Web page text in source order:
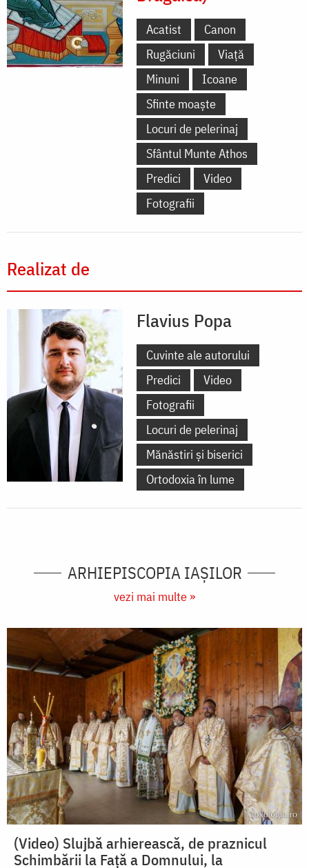
Acatist
Canon
Rugăciuni
Viață
Minuni
Icoane
Sfinte moaște
Locuri de pelerinaj
Sfântul Munte Athos
Predici
Video
Fotografii
Realizat de
Flavius Popa
Cuvinte ale autorului
Predici
Video
Fotografii
Locuri de pelerinaj
Mănăstiri și biserici
Ortodoxia în lume
ARHIEPISCOPIA IAŞILOR
vezi mai multe »
(Video) Slujbă arhierească, de praznicul
Schimbării la Față a Domnului, la